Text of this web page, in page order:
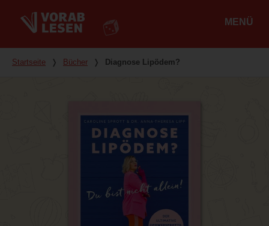
MENÜ
Du bist hier
Startseite ❭ Bücher ❭ Diagnose Lipödem?